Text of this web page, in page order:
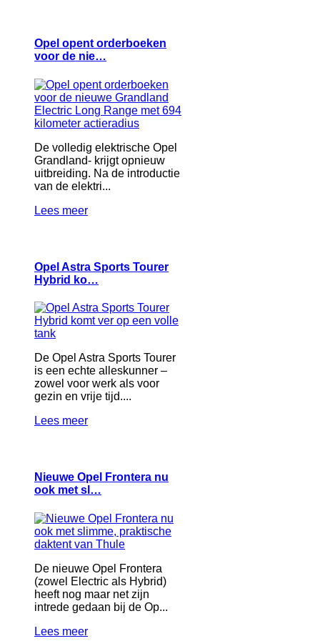
Opel opent orderboeken
voor de nie…
De volledig elektrische Opel
Grandland- krijgt opnieuw
uitbreiding. Na de introductie
van de elektri...
Lees meer
Opel Astra Sports Tourer
Hybrid ko…
De Opel Astra Sports Tourer
is een echte alleskunner –
zowel voor werk als voor
gezin en vrije tijd....
Lees meer
Nieuwe Opel Frontera nu
ook met sl…
De nieuwe Opel Frontera
(zowel Electric als Hybrid)
heeft nog maar net zijn
intrede gedaan bij de Op...
Lees meer